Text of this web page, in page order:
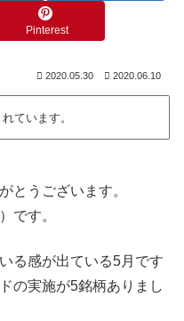
Pinterest
2020.05.30 2020.06.10
ています。
とうございます。
）です。
る感が出ている5月です
の実施が5銘柄ありまし